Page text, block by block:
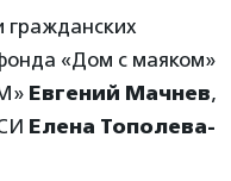
гражданских
«Дом с маяком»
Евгений Мачнев,
Елена Тополева-